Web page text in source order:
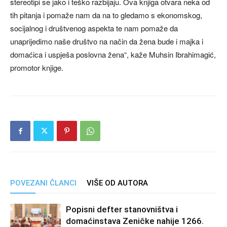
tih pitanja i pomaže nam da na to gledamo s ekonomskog,
socijalnog i društvenog aspekta te nam pomaže da
unaprijedimo naše društvo na način da žena bude i majka i
domaćica i uspješa poslovna žena“, kaže Muhsin Ibrahimagić,
promotor knjige.
POVEZANI ČLANCI VIŠE OD AUTORA
Popisni defter stanovništva i
domaćinstava Zeničke nahije 1266.